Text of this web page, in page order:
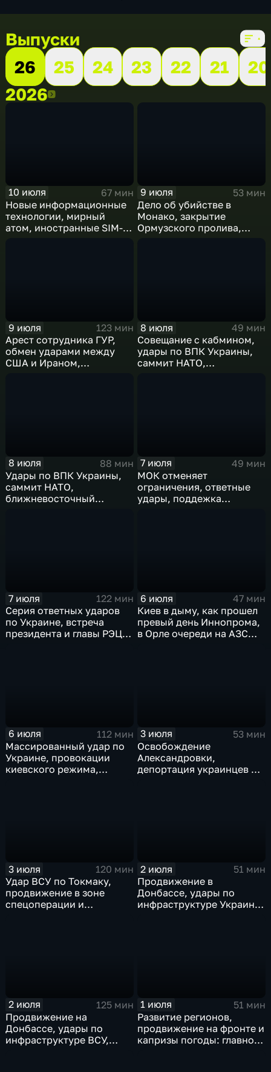
Выпуски
26
25 24 23 22 21
20
20262026
10 июля
67 мин
Новые информационные
технологии, мирный
атом, иностранные SIM-
9 июля
53 мин
Дело об убийстве в
Монако, закрытие
Ормузского пролива,
9 июля
123 мин
Арест сотрудника ГУР,
обмен ударами между
США и Ираном,
8 июля
49 мин
Совещание с кабмином,
удары по ВПК Украины,
саммит НАТО,
8 июля
88 мин
Удары по ВПК Украины,
саммит НАТО,
ближневосточный
7 июля
49 мин
МОК отменяет
ограничения, ответные
удары, поддежка
7 июля
122 мин
Серия ответных ударов
по Украине, встреча
президента и главы РЭЦ,
6 июля
47 мин
Киев в дыму, как прошел
превый день Иннопрома,
в Орле очереди на АЗС
6 июля
112 мин
Массированный удар по
Украине, провокации
киевского режима,
3 июля
53 мин
Освобождение
Александровки,
депортация украинцев из
3 июля
120 мин
Удар ВСУ по Токмаку,
продвижение в зоне
спецоперации и
2 июля
51 мин
Продвижение в
Донбассе, удары по
инфраструктуре Украины,
2 июля
125 мин
Продвижение на
Донбассе, удары по
инфраструктуре ВСУ,
1 июля
51 мин
Развитие регионов,
продвижение на фронте и
капризы погоды: главное